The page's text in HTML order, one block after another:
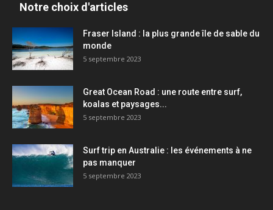
Notre choix d'articles
Fraser Island : la plus grande île de sable du
monde
5 septembre 2023
Great Ocean Road : une route entre surf,
koalas et paysages...
5 septembre 2023
Surf trip en Australie : les événements à ne
pas manquer
5 septembre 2023